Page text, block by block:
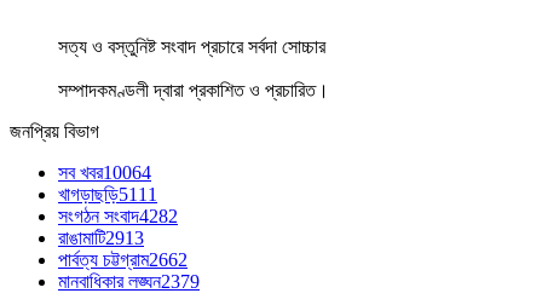
সত্য ও বস্তুনিষ্ট সংবাদ প্রচারে সর্বদা সোচ্চার
সম্পাদকমণ্ডলী দ্বারা প্রকাশিত ও প্রচারিত।
জনপ্রিয় বিভাগ
সব খবর10064
খাগড়াছড়ি5111
সংগঠন সংবাদ4282
রাঙামাটি2913
পার্বত্য চট্টগ্রাম2662
মানবাধিকার লঙ্ঘন2379